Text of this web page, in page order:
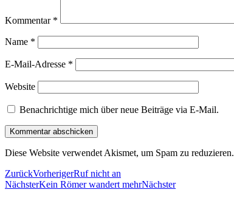
Kommentar *
Name *
E-Mail-Adresse *
Website
Benachrichtige mich über neue Beiträge via E-Mail.
Diese Website verwendet Akismet, um Spam zu reduzieren.
ZurückVorherigerRuf nicht an
NächsterKein Römer wandert mehrNächster